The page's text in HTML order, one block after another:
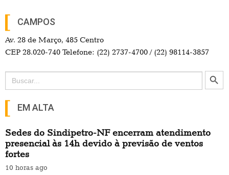
CAMPOS
Av. 28 de Março, 485 Centro
CEP 28.020-740 Telefone: (22) 2737-4700 / (22) 98114-3857
Search
for:
Search Button
EM ALTA
Sedes do Sindipetro-NF encerram atendimento
presencial às 14h devido à previsão de ventos
fortes
10 horas ago